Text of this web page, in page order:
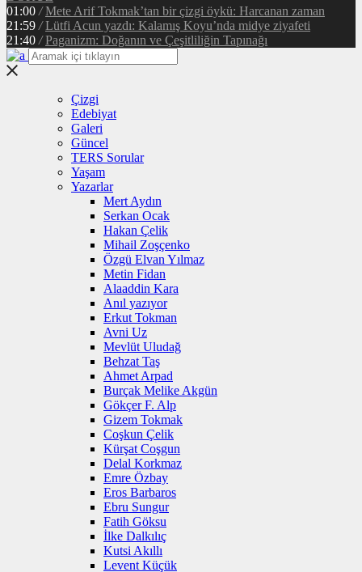
01:00 / Mete Arif Tokmak’tan bir çizgi öykü: Harcanan zaman
21:59 / Lütfi Acun yazdı: Kalamış Koyu’nda midye ziyafeti
21:40 / Paganizm: Doğanın ve Çeşitliliğin Tapınağı
Çizgi
Edebiyat
Galeri
Güncel
TERS Sorular
Yaşam
Yazarlar
Mert Aydın
Serkan Ocak
Hakan Çelik
Mihail Zoşçenko
Özgü Elvan Yılmaz
Metin Fidan
Alaaddin Kara
Anıl yazıyor
Erkut Tokman
Avni Uz
Mevlüt Uludağ
Behzat Taş
Ahmet Arpad
Burçak Melike Akgün
Gökçer F. Alp
Gizem Tokmak
Coşkun Çelik
Kürşat Coşgun
Delal Korkmaz
Emre Özbay
Eros Barbaros
Ebru Sungur
Fatih Göksu
İlke Dalkılıç
Kutsi Akıllı
Levent Küçük